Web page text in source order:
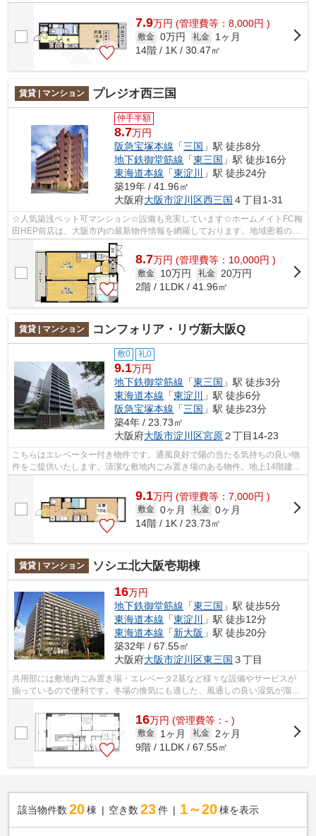
ており、とても充実しています。遠く...
7.9万円 (管理費等：8,000円 )
敷金 0万円 礼金
1ヶ月
14階 / 1K / 30.47㎡
賃貸 | マンション プレジオ西三国
仲手半額
8.7万円
阪急宝塚本線 「三国 」駅 徒歩8分
地下鉄御堂筋線 「東三国 」駅 徒歩16分
東海道本線 「東淀川 」駅 徒歩24分
築19年 / 41.96㎡
大阪府大阪市淀川区西三国 ４丁目1-31
☆人気築浅ペット可マンション☆設備も充実しています☆ホームメイトFC梅
田HEP前店は、大阪市内の最新物件情報を網羅しております。地域密着のホ
ームメイトFC梅田HEP前店だからできるお部...
8.7万円 (管理費等：10,000円 )
敷金 10万円 礼金
20万円
2階 / 1LDK / 41.96㎡
賃貸 | マンション コンフォリア・リヴ新大阪Q
敷0 礼0
9.1万円
地下鉄御堂筋線 「東三国 」駅 徒歩3分
東海道本線 「東淀川
」駅 徒歩6分
阪急宝塚本線 「三国 」駅 徒歩23分
築4年 / 23.73㎡
大阪府大阪市淀川区宮原２丁目14-23
こちらはエレベーター付き物件です。通風良好で陽の当たる気持ちの良い物
件をご提供いたします。清潔な敷地内ごみ置き場のある物件。地上14階建て
9.1万円 (管理費等：7,000円 )
敷金 0ヶ月 礼金 0ヶ月
14階 / 1K / 23.73㎡
賃貸 | マンション ソシエ北大阪壱期棟
16万円
地下鉄御堂筋線 「東三国 」駅 徒歩5分
東海道本線 「東淀川
」駅 徒歩12分
東海道本線 「新大阪 」駅 徒歩20分
築32年 / 67.55㎡
大阪府大阪市淀川区東三国 ３丁目
共用部には敷地内ごみ置き場・エレベータ2基など様々な設備やサービスが
揃っているので便利です。冬場の換気にも適した、風通しの良い湿気が溜ま
16万円 (管理費等：- )
敷金 1ヶ月 礼金
2ヶ月
9階 / 1LDK / 67.55㎡
該当物件数 20棟 空き数 23 件 1～20 棟を表示